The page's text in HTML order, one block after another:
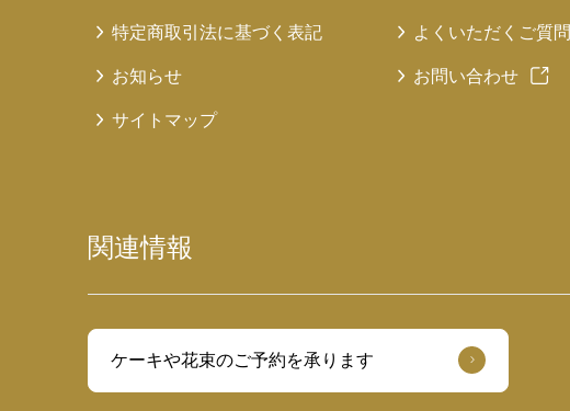
特定商取引法に基づく表記 よくいただくご質問
お知らせ お問い合わせ
サイトマップ
関連情報
ケーキや花束のご予約を承ります